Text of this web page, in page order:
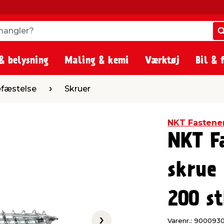
belysning Maling & kemi Værktøj Bil &
Skruer Skruer
NKT
NKT
skrue
200
Varenr.: 9000930